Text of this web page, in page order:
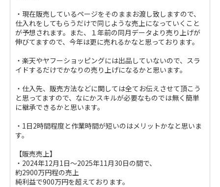
・現在販売しているページをそのままお渡し致しますので、
仕入れをしてもらうだけで同じような売上になっていくこと
が予想されます。また、１年前の同月データより売り上げが
伸びてますので、今年は更に売れるかなと思っております。
・楽天やヤフーショッピングには出品していないので、スラ
イドするだけでかなりの売り上げになるかと思います。
・仕入先、販売方法などに関しては全てお伝えさせて頂こう
と思ってますので、なにかスキルが必要なものでは無く簡単
に継承できるかと思います。
・1日2時間程度と作業時間が短いのはメリットかなと思いま
す。
【販売売上】
・2024年12月1日～2025年11月30日の間で、
約2900万円程の売上
純利益で900万円を超えております。